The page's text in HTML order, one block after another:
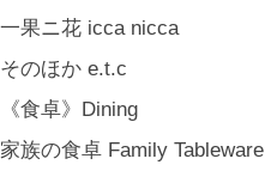
一果ニ花 icca nicca
そのほか e.t.c
《食卓》Dining
家族の食卓 Family Tableware